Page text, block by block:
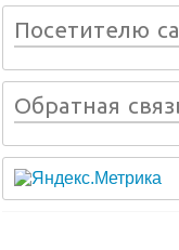
Посетителю
Обратная